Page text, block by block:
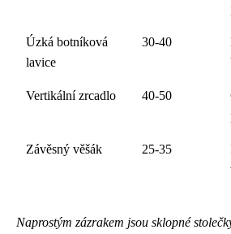
Úzká botníková
lavice
30-40
Vertikální zrcadlo 40-50
Závěsný věšák 25-35
Naprostým zázrakem jsou sklopné